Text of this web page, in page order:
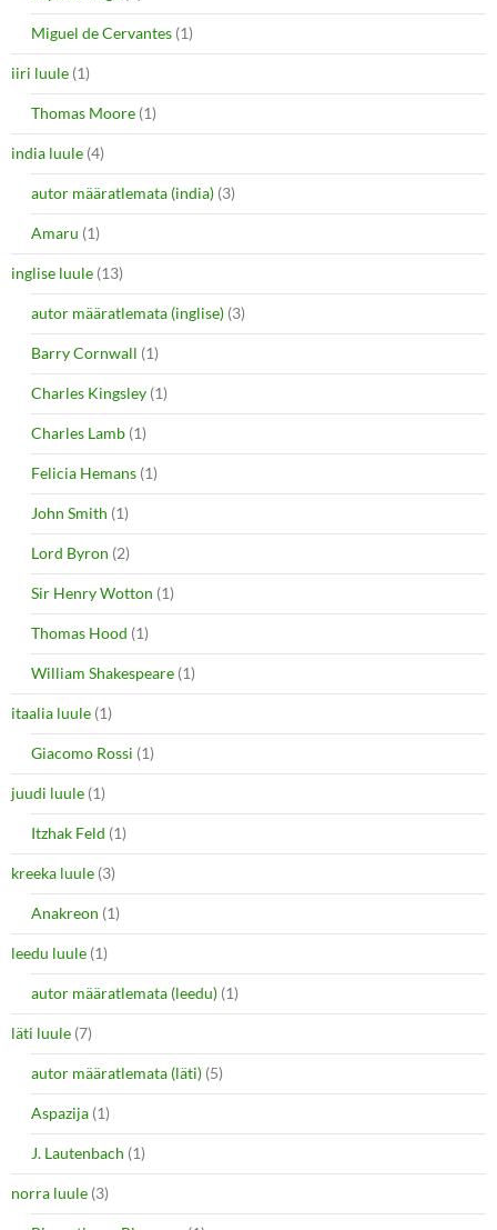
Miguel de Cervantes (1)
iiri luule (1)
Thomas Moore (1)
india luule (4)
autor määratlemata (india) (3)
Amaru (1)
inglise luule (13)
autor määratlemata (inglise) (3)
Barry Cornwall (1)
Charles Kingsley (1)
Charles Lamb (1)
Felicia Hemans (1)
John Smith (1)
Lord Byron (2)
Sir Henry Wotton (1)
Thomas Hood (1)
William Shakespeare (1)
itaalia luule (1)
Giacomo Rossi (1)
juudi luule (1)
Itzhak Feld (1)
kreeka luule (3)
Anakreon (1)
leedu luule (1)
autor määratlemata (leedu) (1)
läti luule (7)
autor määratlemata (läti) (5)
Aspazija (1)
J. Lautenbach (1)
norra luule (3)